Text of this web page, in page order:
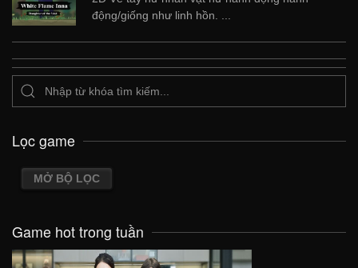
động/giống như linh hồn. ...
Lọc game
MỞ BỘ LỌC
Game hot trong tuần